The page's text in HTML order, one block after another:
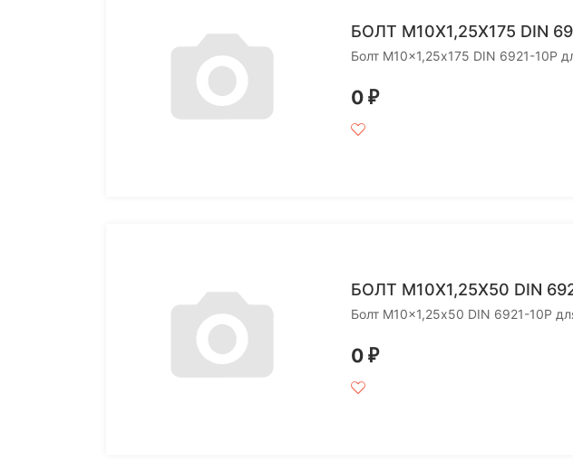
БОЛТ M10X1,25Х175 DIN
Болт M10x1,25х175 DIN 6921-10P
0 ₽
БОЛТ M10X1,25Х50 DIN
Болт M10x1,25х50 DIN 6921-10P
0 ₽